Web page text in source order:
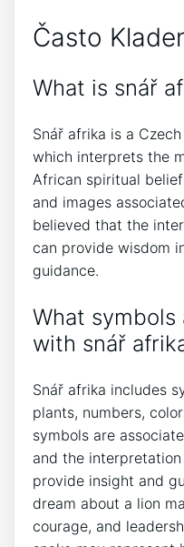
Často
What is snář
Snář afrika is a
which interprets the
African spiritual
and images
believed that the
can provide wisdom
guidance.
What symbols
with snář
Snář afrika includes
plants, numbers,
symbols are
and the
provide insight and
dream about a lion
courage, and